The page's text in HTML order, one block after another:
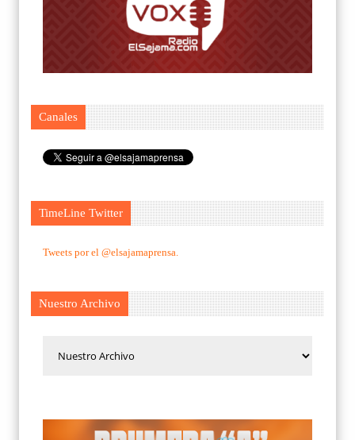
Canales
TimeLine Twitter
Tweets por el @elsajamaprensa.
Nuestro Archivo